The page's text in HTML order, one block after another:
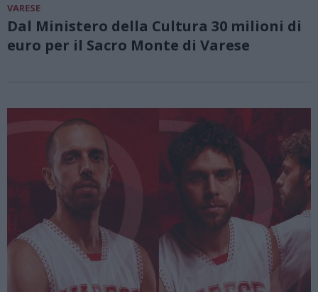
VARESE
Dal Ministero della Cultura 30 milioni di
euro per il Sacro Monte di Varese